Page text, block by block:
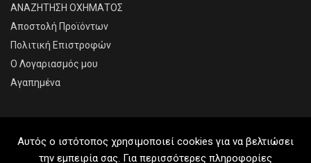
Αυτός ο ιστότοπος χρησιμοποιεί cookies για να βελτιώσει
την εμπειρία σας. Για περισσότερες πληροφορίες
ΑΝΑΖΗΤΗΣΗ ΟΧΗΜΑΤΟΣ
Αποστολή Προϊόντων
Πολιτική Επιστροφών
O Λογαριασμός μου
Αγαπημένα